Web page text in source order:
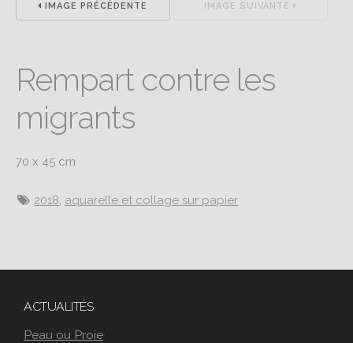
IMAGE PRÉCÉDENTE IMAGE SUIVANTE
Rempart contre les
migrants
70 x 45 cm
2018, aquarelle et collage sur papier
ACTUALITÉS
Peau ou Proie